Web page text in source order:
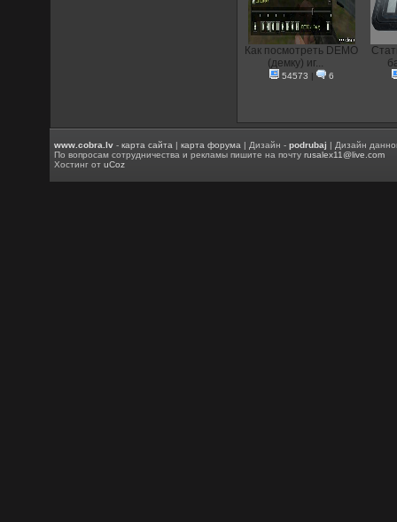
Как посмотреть DEMO
(демку) иг...
54573 | 6
www.cobra.lv -карта сайта |карта форума | Дизайн -podrubaj | Дизайн
По вопросам сотрудничества и рекламы пишите на почтуrusalex11@live.com
Хостинг отuCoz